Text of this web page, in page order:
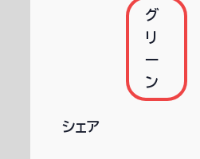
グ
リ
ー
ン
シェア